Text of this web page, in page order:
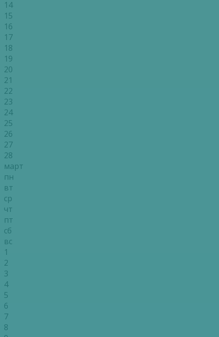
14
15
16
17
18
19
20
21
22
23
24
25
26
27
28
март
пн
вт
ср
чт
пт
сб
вс
1
2
3
4
5
6
7
8